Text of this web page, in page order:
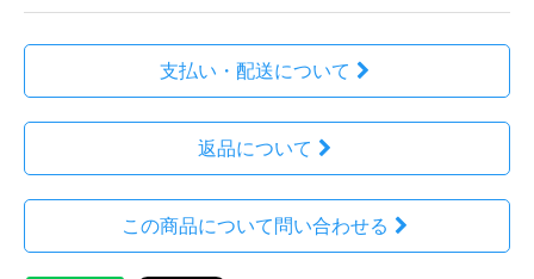
支払い・配送について
返品について
この商品について問い合わせる